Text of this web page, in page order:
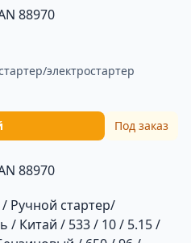
88970
электростартер
Под заказ
88970
Ручной стартер/
/ Китай / 533 / 10 / 5.15 /